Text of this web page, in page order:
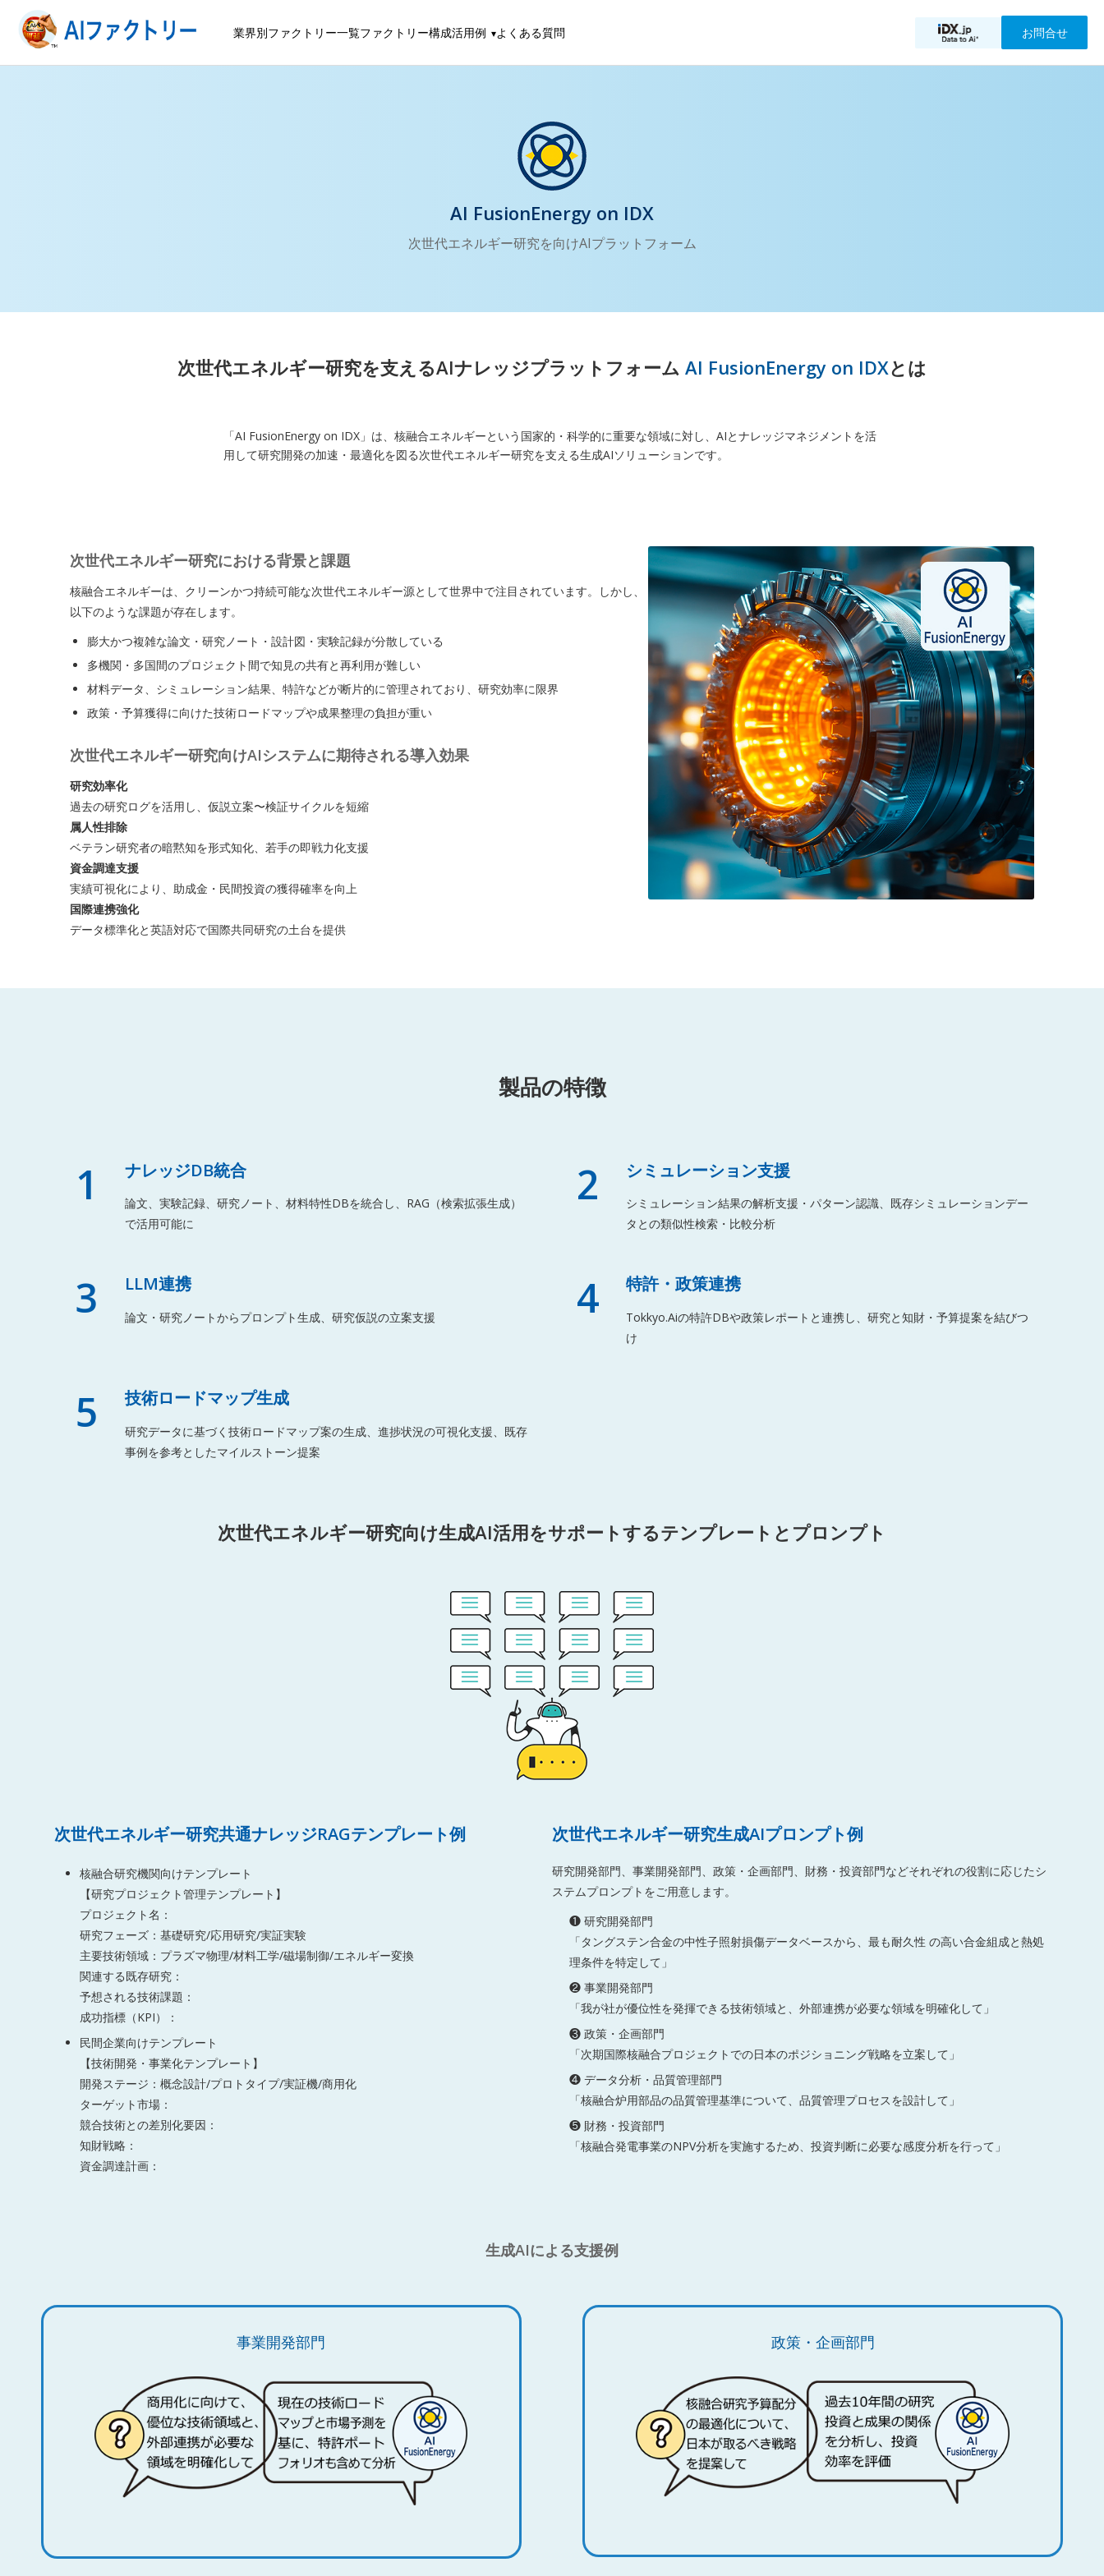
業界別ファクトリー一覧ファクトリー構成活用例 よくある質問 お問合せ
AI FusionEnergy on IDX
次世代エネルギー研究を向けAIプラットフォーム
次世代エネルギー研究を支えるAIナレッジプラットフォーム AI FusionEnergy on IDXとは
「AI FusionEnergy on IDX」は、核融合エネルギーという国家的・科学的に重要な領域に対し、AIとナレッジマネジメントを活
用して研究開発の加速・最適化を図る次世代エネルギー研究を支える生成AIソリューションです。
次世代エネルギー研究における背景と課題
核融合エネルギーは、クリーンかつ持続可能な次世代エネルギー源として世界中で注目されています。しかし、
以下のような課題が存在します。
膨大かつ複雑な論文・研究ノート・設計図・実験記録が分散している
多機関・多国間のプロジェクト間で知見の共有と再利用が難しい
材料データ、シミュレーション結果、特許などが断片的に管理されており、研究効率に限界
政策・予算獲得に向けた技術ロードマップや成果整理の負担が重い
次世代エネルギー研究向けAIシステムに期待される導入効果
研究効率化
過去の研究ログを活用し、仮説立案〜検証サイクルを短縮
属人性排除
ベテラン研究者の暗黙知を形式知化、若手の即戦力化支援
資金調達支援
実績可視化により、助成金・民間投資の獲得確率を向上
国際連携強化
データ標準化と英語対応で国際共同研究の土台を提供
製品の特徴
1 ナレッジDB統合
論文、実験記録、研究ノート、材料特性DBを統合し、RAG（検索拡張生成）
で活用可能に
2 シミュレーション支援
シミュレーション結果の解析支援・パターン認識、既存シミュレーションデー
タとの類似性検索・比較分析
3 LLM連携
論文・研究ノートからプロンプト生成、研究仮説の立案支援 4 特許・政策連携
Tokkyo.Aiの特許DBや政策レポートと連携し、研究と知財・予算提案を結びつ
け
5 技術ロードマップ生成
研究データに基づく技術ロードマップ案の生成、進捗状況の可視化支援、既存
事例を参考としたマイルストーン提案
次世代エネルギー研究向け生成AI活用をサポートするテンプレートとプロンプト
次世代エネルギー研究共通ナレッジRAGテンプレート例
核融合研究機関向けテンプレート
【研究プロジェクト管理テンプレート】
プロジェクト名：
研究フェーズ：基礎研究/応用研究/実証実験
主要技術領域：プラズマ物理/材料工学/磁場制御/エネルギー変換
関連する既存研究：
予想される技術課題：
成功指標（KPI）：
民間企業向けテンプレート
【技術開発・事業化テンプレート】
開発ステージ：概念設計/プロトタイプ/実証機/商用化
ターゲット市場：
競合技術との差別化要因：
知財戦略：
資金調達計画：
次世代エネルギー研究生成AIプロンプト例
研究開発部門、事業開発部門、政策・企画部門、財務・投資部門などそれぞれの役割に応じたシ
ステムプロンプトをご用意します。
❶ 研究開発部門
「タングステン合金の中性子照射損傷データベースから、最も耐久性 の高い合金組成と熱処
理条件を特定して」
❷ 事業開発部門
「我が社が優位性を発揮できる技術領域と、外部連携が必要な領域を明確化して」
❸ 政策・企画部門
「次期国際核融合プロジェクトでの日本のポジショニング戦略を立案して」
❹ データ分析・品質管理部門
「核融合炉用部品の品質管理基準について、品質管理プロセスを設計して」
❺ 財務・投資部門
「核融合発電事業のNPV分析を実施するため、投資判断に必要な感度分析を行って」
生成AIによる支援例
事業開発部門 政策・企画部門